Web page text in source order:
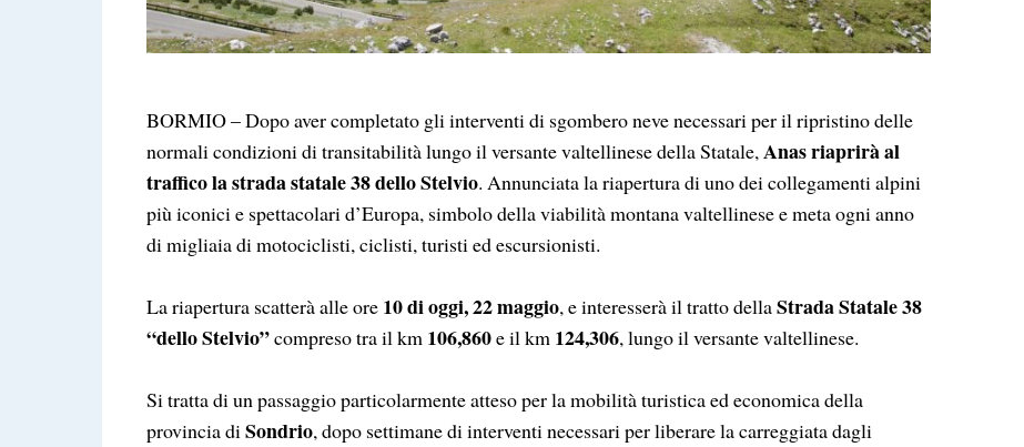
BORMIO – Dopo aver completato gli interventi di sgombero neve necessari per il ripristino delle
normali condizioni di transitabilità lungo il versante valtellinese della Statale,Anas riaprirà al
traffico la strada statale 38 dello Stelvio. Annunciata la riapertura di uno dei collegamenti alpini
più iconici e spettacolari d’Europa, simbolo della viabilità montana valtellinese e meta ogni anno
di migliaia di motociclisti, ciclisti, turisti ed escursionisti.
La riapertura scatterà alle ore 10 di oggi, 22 maggio, e interesserà il tratto dellaStrada Statale 38
“dello Stelvio”compreso tra il km 106,860e il km 124,306, lungo il versante valtellinese.
Si tratta di un passaggio particolarmente atteso per la mobilità turistica ed economica della
provincia diSondrio, dopo settimane di interventi necessari per liberare la carreggiata dagli